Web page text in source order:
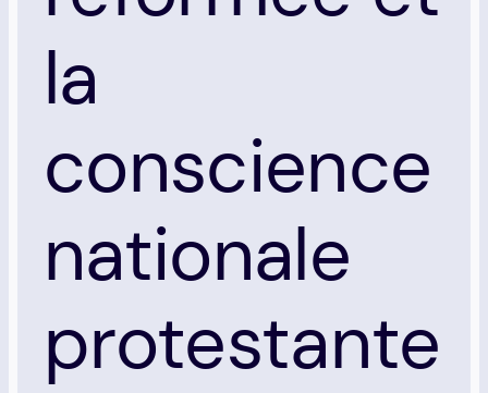
la
conscience
nationale
protestante